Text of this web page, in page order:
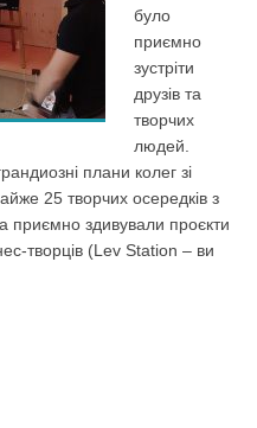
було
приємно
зустріти
друзів та
творчих
людей.
плани колег зі
25 творчих осередків з
приємно здивували проєкти
творців (Lev Station – ви